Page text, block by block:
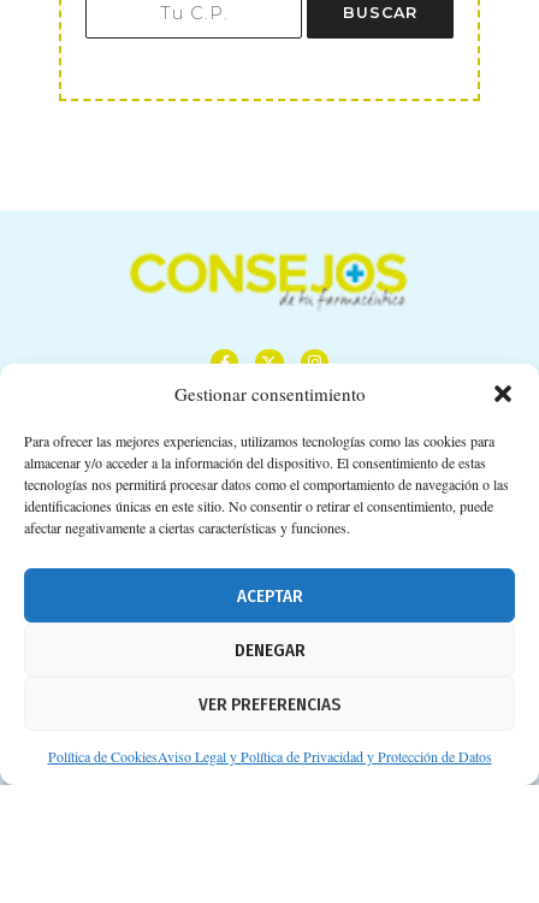
Gestionar consentimiento
Para ofrecer las mejores experiencias, utilizamos tecnologías como las cookies para
almacenar y/o acceder a la información del dispositivo. El consentimiento de estas
tecnologías nos permitirá procesar datos como el comportamiento de navegación o las
identificaciones únicas en este sitio. No consentir o retirar el consentimiento, puede
afectar negativamente a ciertas características y funciones.
ACEPTAR
DENEGAR
VER PREFERENCIAS
Política de CookiesAviso Legal y Política de Privacidad y Protección de Datos
BUSCAR
Calle Camino de los Descubrimientos, 11,
Planta 3ª 41092 – Sevilla
674 02 62 03
Aviso legal
Protección de datos personales
Suscripción a Newsletter